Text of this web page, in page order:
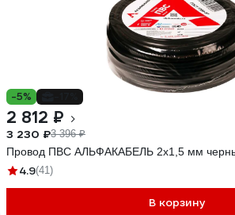
-5%
2 812 ₽
3 230 ₽3 396 ₽
Провод ПВС АЛЬФАКАБЕЛЬ 2х1,5 мм
4.9(41)
В корзину